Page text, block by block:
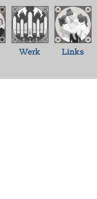
Werk Links